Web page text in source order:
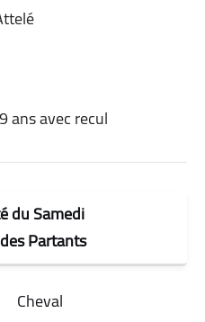
ans avec recul
du Samedi
Partants
Cheval